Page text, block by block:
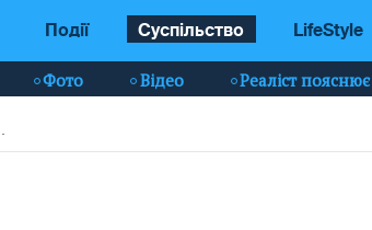
Події Суспільство LifeStyle
Фото Відео Реаліст пояснює